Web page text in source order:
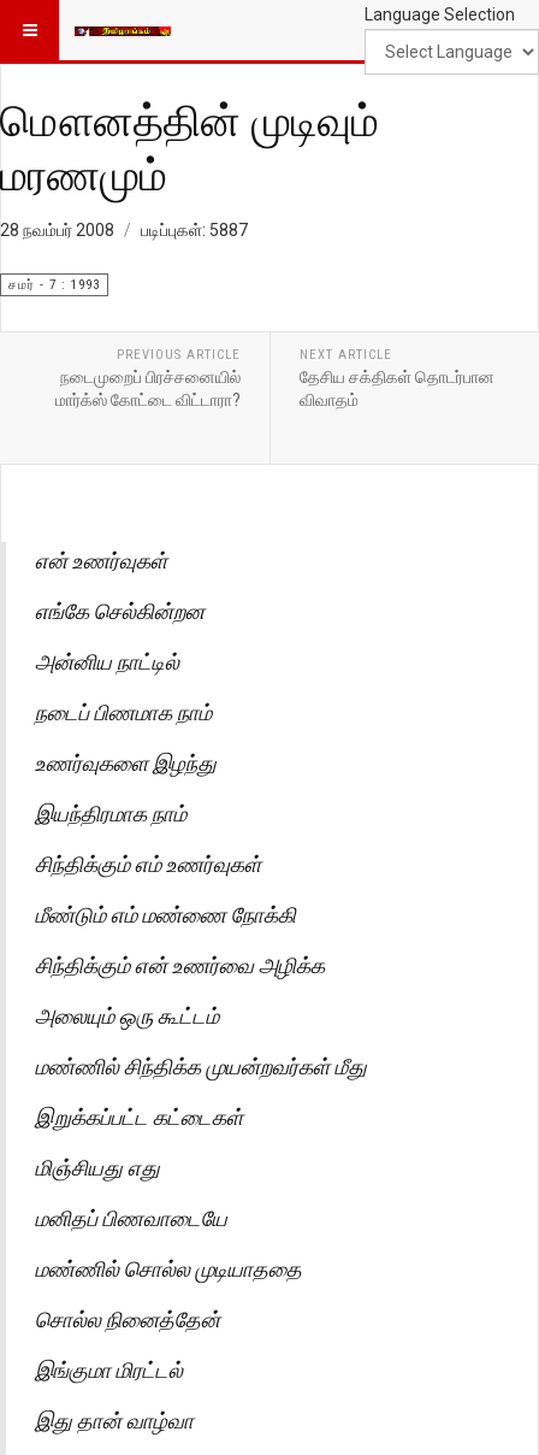
Language Selection
மௌனத்தின் முடிவும்
மரணமும்
28 நவம்பர் 2008 படிப்புகள்: 5887
சமர் - 7 : 1993
PREVIOUS ARTICLE
நடைமுறைப் பிரச்சனையில்
மார்க்ஸ் கோட்டை விட்டாரா?
NEXT ARTICLE
தேசிய சக்திகள் தொடர்பான
விவாதம்
என் உணர்வுகள்
எங்கே செல்கின்றன
அன்னிய நாட்டில்
நடைப் பிணமாக நாம்
உணர்வுகளை இழந்து
இயந்திரமாக நாம்
சிந்திக்கும் எம் உணர்வுகள்
மீண்டும் எம் மண்ணை நோக்கி
சிந்திக்கும் என் உணர்வை அழிக்க
அலையும் ஒரு கூட்டம்
மண்ணில் சிந்திக்க முயன்றவர்கள் மீது
இறுக்கப்பட்ட கட்டைகள்
மிஞ்சியது எது
மனிதப் பிணவாடையே
மண்ணில் சொல்ல முடியாததை
சொல்ல நினைத்தேன்
இங்குமா மிரட்டல்
இது தான் வாழ்வா